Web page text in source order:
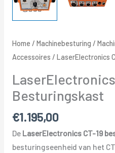
Home / Machinebesturing /
Accessoires / LaserElectronics
LaserElectronics
Besturingskast
€1.195,00
De LaserElectronics CT-19
besturingseenheid van het